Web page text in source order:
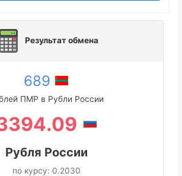
Результат обмена
689
ПМР в Рубли России
Рубля России
по курсу: 0.2030